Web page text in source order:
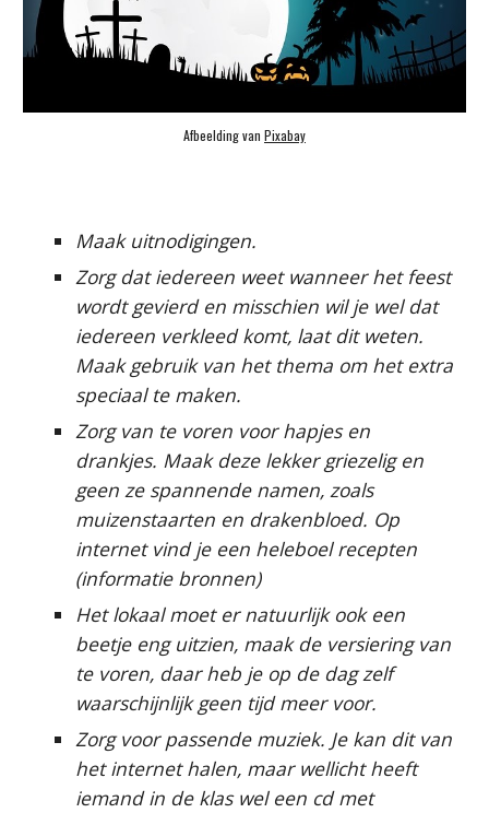
Afbeelding van Pixabay
Maak uitnodigingen.
Zorg dat iedereen weet wanneer het feest
wordt gevierd en misschien wil je wel dat
iedereen verkleed komt, laat dit weten.
Maak gebruik van het thema om het extra
speciaal te maken.
Zorg van te voren voor hapjes en
drankjes. Maak deze lekker griezelig en
geen ze spannende namen, zoals
muizenstaarten en drakenbloed. Op
internet vind je een heleboel recepten
(informatie bronnen)
Het lokaal moet er natuurlijk ook een
beetje eng uitzien, maak de versiering van
te voren, daar heb je op de dag zelf
waarschijnlijk geen tijd meer voor.
Zorg voor passende muziek. Je kan dit van
het internet halen, maar wellicht heeft
iemand in de klas wel een cd met